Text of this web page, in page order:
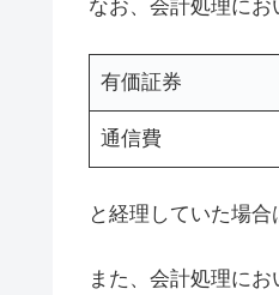
なお、会計処理にお
有価証券
通信費
と経理していた場合
また、会計処理にお